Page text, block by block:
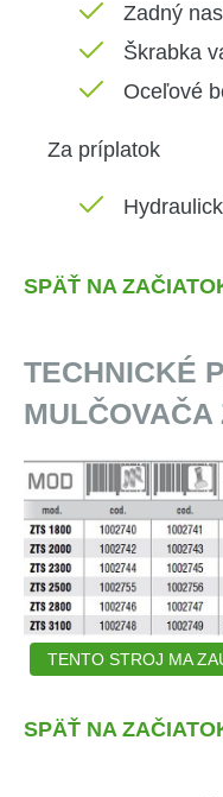
Zadný
Škrabka
Oceľové
Za príplatok
SPÄŤ NA
TECHNICKÉ
MULČOVAČA
TENTO STROJ MA
SPÄŤ NA